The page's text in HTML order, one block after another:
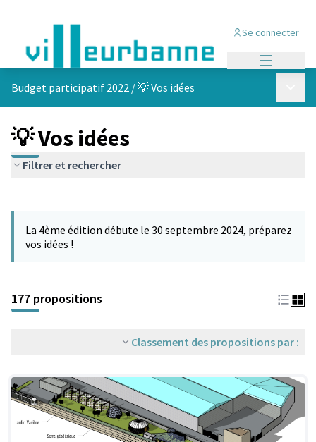
Se connecter
Budget participatif 2022 /💡 Vos idées
💡 Vos idées
Filtrer et rechercher
−
La 4ème édition débute le 30 septembre 2024, préparez
vos idées !
177 propositions
Classement des propositions par :